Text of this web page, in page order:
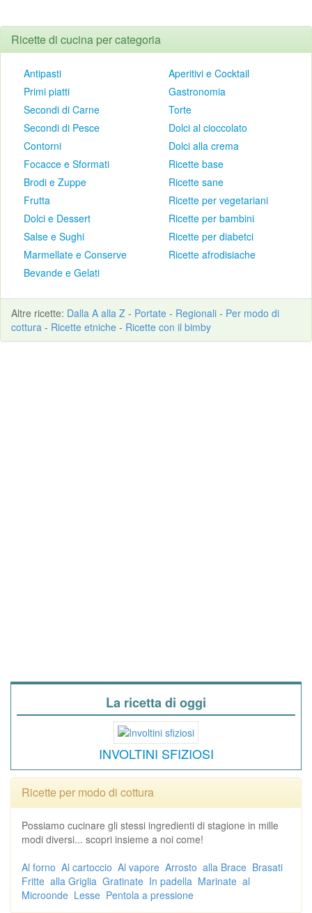
Ricette di cucina per categoria
Antipasti
Primi piatti
Secondi di Carne
Secondi di Pesce
Contorni
Focacce e Sformati
Brodi e Zuppe
Frutta
Dolci e Dessert
Salse e Sughi
Marmellate e Conserve
Bevande e Gelati
Aperitivi e Cocktail
Gastronomia
Torte
Dolci al cioccolato
Dolci alla crema
Ricette base
Ricette sane
Ricette per vegetariani
Ricette per bambini
Ricette per diabetci
Ricette afrodisiache
Altre ricette: Dalla A alla Z - Portate - Regionali - Per modo di
cottura - Ricette etniche - Ricette con il bimby
La ricetta di oggi
INVOLTINI SFIZIOSI
Ricette per modo di cottura
Possiamo cucinare gli stessi ingredienti di stagione in mille
modi diversi... scopri insieme a noi come!
Al forno Al cartoccio Al vapore Arrosto alla Brace Brasati
Fritte alla Griglia Gratinate In padella Marinate al
Microonde Lesse Pentola a pressione